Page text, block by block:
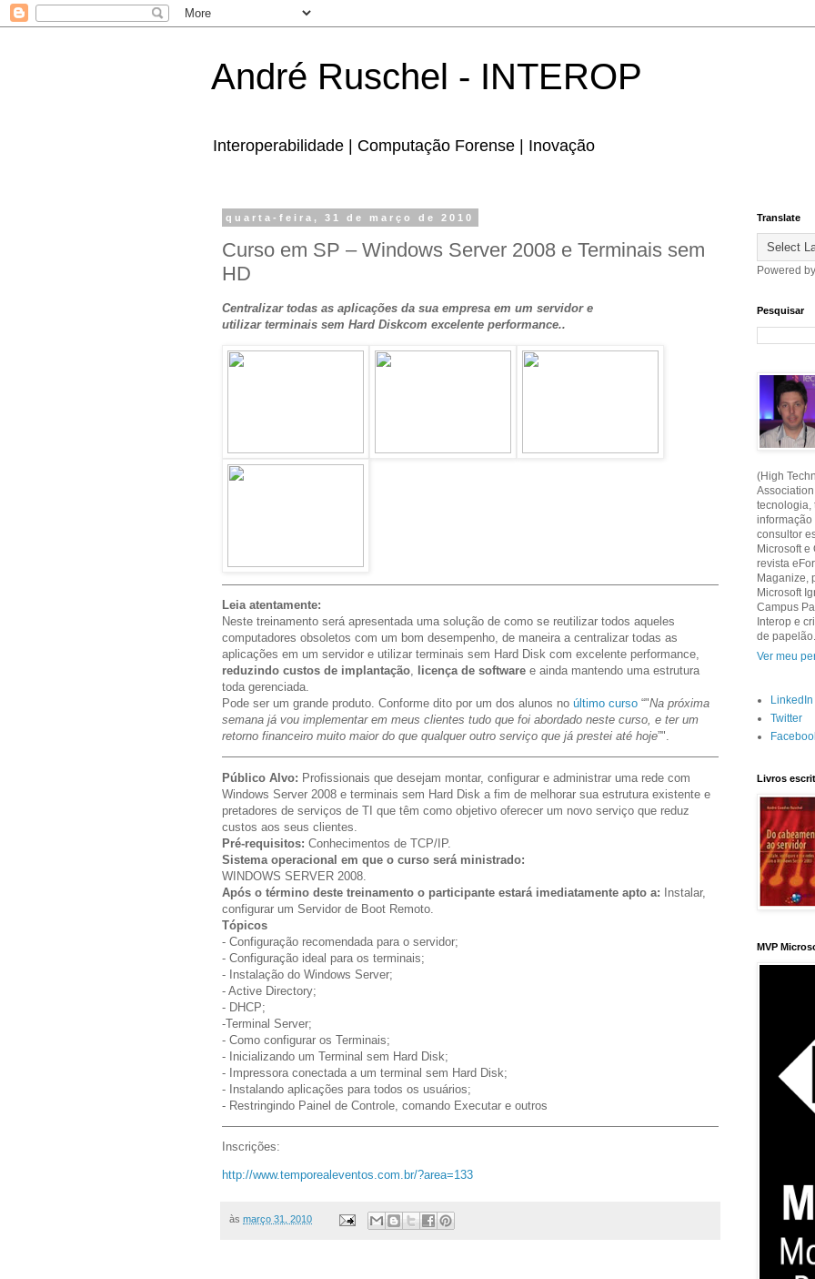
André Ruschel - INTEROP
Interoperabilidade | Computação Forense | Inovação
quarta-feira, 31 de março de 2010
Curso em SP – Windows Server 2008 e Terminais sem
HD
Centralizar todas as aplicações da sua empresa em um servidor e
utilizar terminais sem Hard Diskcom excelente performance..
Leia atentamente:
Neste treinamento será apresentada uma solução de como se reutilizar todos aqueles
computadores obsoletos com um bom desempenho, de maneira a centralizar todas as
aplicações em um servidor e utilizar terminais sem Hard Disk com excelente performance,
reduzindo custos de implantação, licença de software e ainda mantendo uma estrutura
toda gerenciada.
Pode ser um grande produto. Conforme dito por um dos alunos no último curso “"Na próxima
semana já vou implementar em meus clientes tudo que foi abordado neste curso, e ter um
retorno financeiro muito maior do que qualquer outro serviço que já prestei até hoje”".
Público Alvo: Profissionais que desejam montar, configurar e administrar uma rede com
Windows Server 2008 e terminais sem Hard Disk a fim de melhorar sua estrutura existente e
pretadores de serviços de TI que têm como objetivo oferecer um novo serviço que reduz
custos aos seus clientes.
Pré-requisitos: Conhecimentos de TCP/IP.
Sistema operacional em que o curso será ministrado:
WINDOWS SERVER 2008.
Após o término deste treinamento o participante estará imediatamente apto a: Instalar,
configurar um Servidor de Boot Remoto.
Tópicos
- Configuração recomendada para o servidor;
- Configuração ideal para os terminais;
- Instalação do Windows Server;
- Active Directory;
- DHCP;
-Terminal Server;
- Como configurar os Terminais;
- Inicializando um Terminal sem Hard Disk;
- Impressora conectada a um terminal sem Hard Disk;
- Instalando aplicações para todos os usuários;
- Restringindo Painel de Controle, comando Executar e outros
Inscrições:
http://www.temporealeventos.com.br/?area=133
às março 31, 2010
Translate
Powered
Pesquisar
(High
tecnologia,
informação
consultor
Microsoft e
revista
Maganize,
Microsoft
Campus
Interop e
de papelão.
Ver meu
LinkedIn
Twitter
Livros
MVP